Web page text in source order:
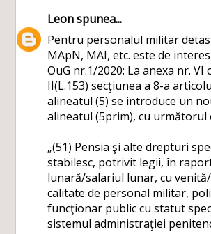
Leonspunea...
Pentru personalul militar
MApN, MAI, etc. este de
OuG nr.1/2020: La anexa nr. VI
II(L.153) secţiunea a 8-a
alineatul (5) se introduce un
alineatul (5prim), cu următorul
„(51) Pensia şi alte drepturi
stabilesc, potrivit legii, în
lunară/salariul lunar, cu
calitate de personal militar,
funcţionar public cu statut
sistemul administraţiei